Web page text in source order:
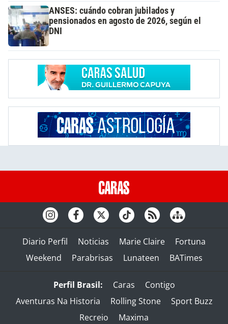
ANSES: cuándo cobran jubilados y
pensionados en agosto de 2026, según el
DNI
Diario Perfil Noticias Marie Claire
Fortuna
Weekend
Parabrisas Lunateen BATimes
Perfil Brasil: Caras
Contigo
Aventuras Na Historia
Rolling Stone
Sport Buzz
Recreio
Maxima